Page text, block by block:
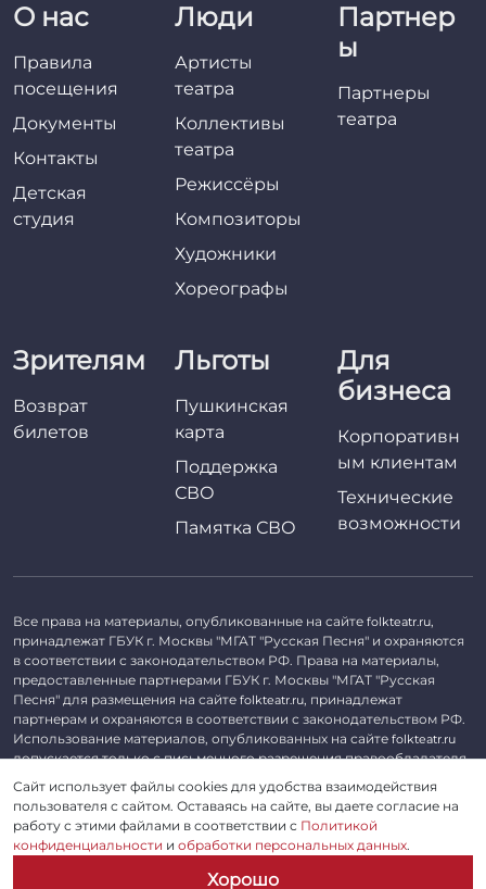
О нас
Правила
посещения
Документы
Контакты
Детская
студия
Люди
Артисты
театра
Коллективы
театра
Режиссёры
Композиторы
Художники
Хореографы
Партнер
ы
Партнеры
театра
Зрителям
Возврат
билетов
Льготы
Пушкинская
карта
Поддержка
СВО
Памятка СВО
Для
бизнеса
Корпоративн
ым клиентам
Технические
возможности
Все права на материалы, опубликованные на сайте folkteatr.ru,
принадлежат ГБУК г. Москвы "МГАТ "Русская Песня" и охраняются
в соответствии с законодательством РФ. Права на материалы,
предоставленные партнерами ГБУК г. Москвы "МГАТ "Русская
Песня" для размещения на сайте folkteatr.ru, принадлежат
партнерам и охраняются в соответствии с законодательством РФ.
Использование материалов, опубликованных на сайте folkteatr.ru
допускается только с письменного разрешения правообладателя.
©2026 ГБУК г. Москвы «МГАТ «Русская песня». ОГРН 1027739279182,
ИНН 7714039052.
Пользовательское соглашение
Сайт использует файлы cookies для удобства взаимодействия
пользователя с сайтом. Оставаясь на сайте, вы даете согласие на
работу с этими файлами в соответствии с Политикой
конфиденциальности и обработки персональных данных.
Хорошо